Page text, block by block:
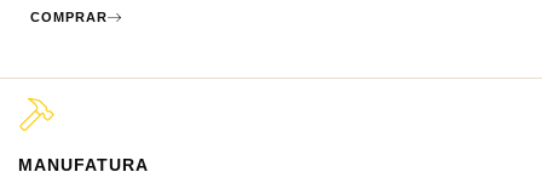
COMPRAR
MANUFATURA